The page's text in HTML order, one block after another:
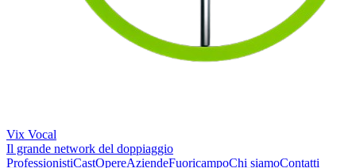
Vix Vocal
Il grande network del doppiaggio
ProfessionistiCastOpereAziendeFuoricampoChi siamoContatti